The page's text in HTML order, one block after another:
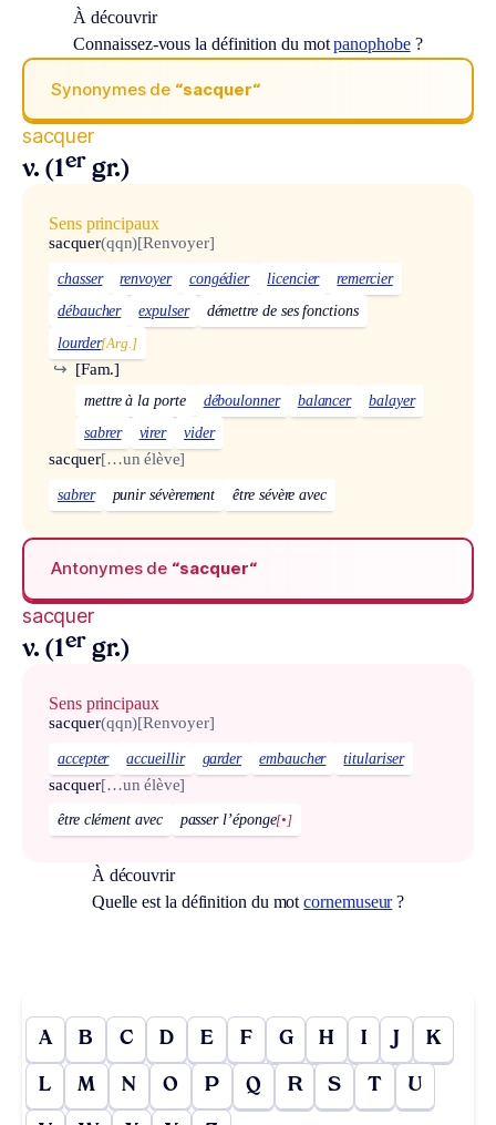
À découvrir
Connaissez-vous la définition du motpanophobe?
Synonymes de “sacquer“
sacquer
v. (1er gr.)
Sens principaux
sacquer(qqn)[Renvoyer]
chasser renvoyer congédier licencier
remercier
débaucher
expulser
démettre de ses fonctions
lourder[Arg.]
[Fam.]
↪
mettre à la porte déboulonner balancer
balayer
sabrer
virer vider
sacquer[…un élève]
sabrer punir sévèrement être sévère avec
Antonymes de “sacquer“
sacquer
v. (1er gr.)
Sens principaux
sacquer(qqn)[Renvoyer]
accepter accueillir garder embaucher titulariser
sacquer[…un élève]
être clément avec passer l’éponge[•]
À découvrir
Quelle est la définition du motcornemuseur?
A B C D E F G H I J K
L M N O P Q R S T U